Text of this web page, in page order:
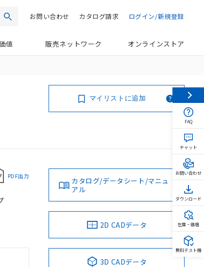
検索 ログイン/新規登録
カタログ請求
お問い合わせ
値 販売ネットワーク オンラインストア
マイリストに追加
PDF出力
カタログ/データシート/マニュ
アル
2D CADデータ
3D CADデータ
FAQ
チャット
お問い合わせ
ダウンロード
在庫・価格
無料テスト機